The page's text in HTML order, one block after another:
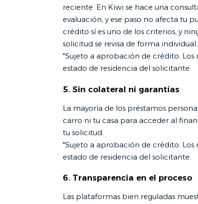
reciente. En Kiwi se hace una
evaluación, y ese paso no afecta tu
crédito sí es uno de los criterios, y
solicitud se revisa de forma individual.
*Sujeto a aprobación de crédito.
estado de residencia del solicitante.
5. Sin colateral ni garantías
La mayoría de los préstamos
carro ni tu casa para acceder al
tu solicitud.
*Sujeto a aprobación de crédito.
estado de residencia del solicitante.
6. Transparencia en el proceso
Las plataformas bien reguladas